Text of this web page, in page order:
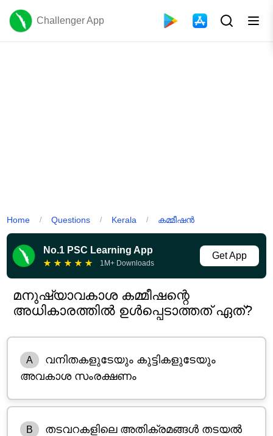
Challenger App
Home / Questions / Kerala / കമ്മീഷൻ
No.1 PSC Learning App
★ ★ ★ ★ ★ 1M+ Downloads
Get App
മനുഷ്യാവകാശ കമ്മീഷന്റെ
അധികാരത്തിൽ ഉൾപ്പെടാത്തത് ഏത്?
A
വനിതകളുടേയും കുട്ടികളുടേയും
അവകാശ സംരക്ഷണം
B തടവറകളിലെ അതിക്രമങ്ങൾ തടയൽ